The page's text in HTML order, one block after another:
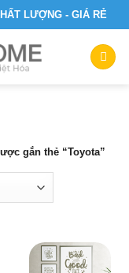
LƯỢNG - GIÁ RẺ
gắn thẻ “Toyota”